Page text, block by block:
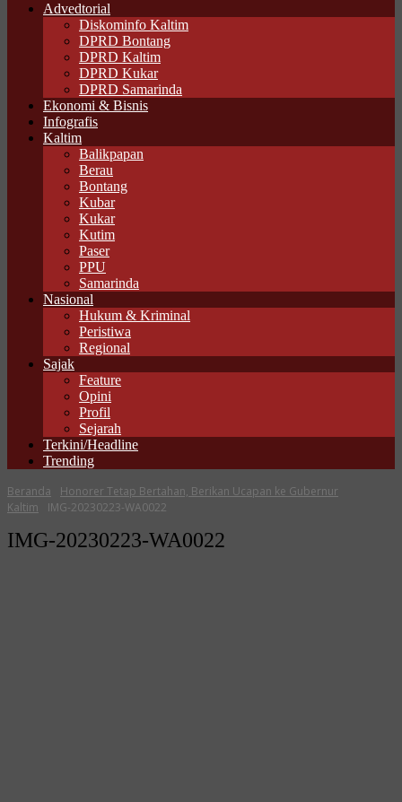
Advedtorial
Diskominfo Kaltim
DPRD Bontang
DPRD Kaltim
DPRD Kukar
DPRD Samarinda
Ekonomi & Bisnis
Infografis
Kaltim
Balikpapan
Berau
Bontang
Kubar
Kukar
Kutim
Paser
PPU
Samarinda
Nasional
Hukum & Kriminal
Peristiwa
Regional
Sajak
Feature
Opini
Profil
Sejarah
Terkini/Headline
Trending
Beranda
Honorer Tetap Bertahan, Berikan Ucapan ke Gubernur
Kaltim
IMG-20230223-WA0022
IMG-20230223-WA0022